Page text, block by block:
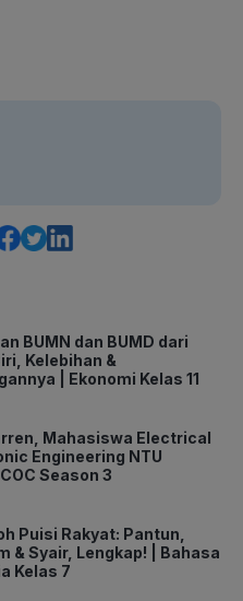
BUMN dan BUMD dari
Kelebihan &
| Ekonomi Kelas 11
Mahasiswa Electrical
Engineering NTU
Season 3
Puisi Rakyat: Pantun,
& Syair, Lengkap! | Bahasa
Kelas 7